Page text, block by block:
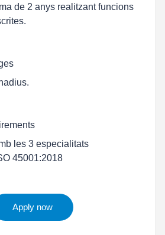
de 2 anys realitzant funcions
les 3 especialitats
45001:2018
Apply now